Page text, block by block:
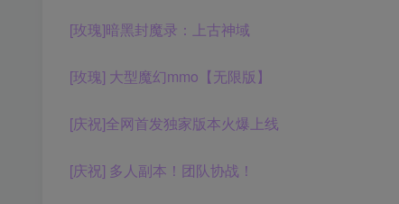
[玫瑰]暗黑封魔录：上古神域
[玫瑰] 大型魔幻mmo【无限版】
[庆祝]全网首发独家版本火爆上线
[庆祝] 多人副本！团队协战！